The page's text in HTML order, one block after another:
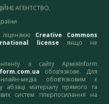
АГЕНТСТВО,
Creative Commons
license якщо не
з сайту АрміяInform
обов’язкове. Для
медіа обов’язковим є
матеріалу прямого та
систем гіперпосилання на